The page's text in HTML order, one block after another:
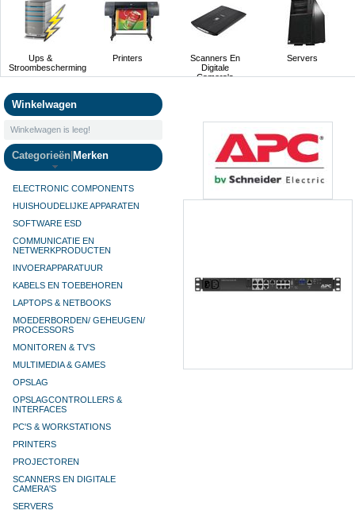
Ups &
Stroombescherming
Printers
Scanners En
Digitale
Camera's
Servers
Winkelwagen
Winkelwagen is leeg!
Categorieën Merken
ELECTRONIC COMPONENTS
HUISHOUDELIJKE APPARATEN
SOFTWARE ESD
COMMUNICATIE EN
NETWERKPRODUCTEN
INVOERAPPARATUUR
KABELS EN TOEBEHOREN
LAPTOPS & NETBOOKS
MOEDERBORDEN/ GEHEUGEN/
PROCESSORS
MONITOREN & TV’S
MULTIMEDIA & GAMES
OPSLAG
OPSLAGCONTROLLERS &
INTERFACES
PC'S & WORKSTATIONS
PRINTERS
PROJECTOREN
SCANNERS EN DIGITALE
CAMERA'S
SERVERS